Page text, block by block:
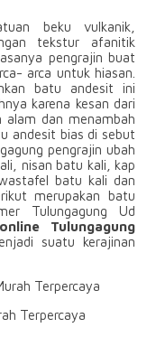
beku vulkanik,
tekstur afanitik
pengrajin buat
arca untuk hiasan.
batu andesit ini
karena kesan dari
dan menambah
andesit bias di sebut
pengrajin ubah
nisan batu kali, kap
batu kali dan
merupakan batu
Tulungagung Ud
Tulungagung
suatu kerajinan
Terpercaya